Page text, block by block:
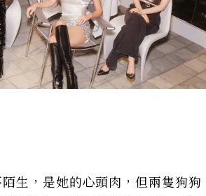
生，是她的心頭肉，但兩隻狗狗